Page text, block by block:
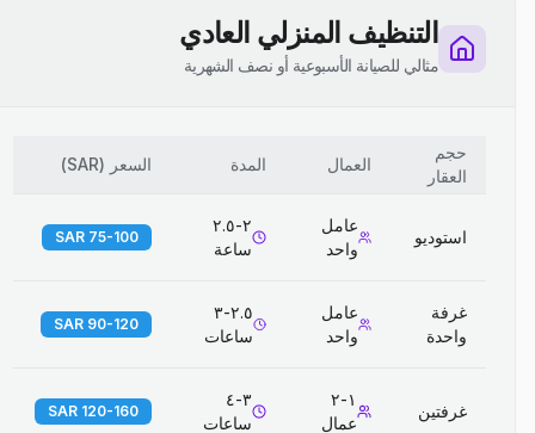
التنظيف المنزلي العادي
مثالي للصيانة الأسبوعية أو نصف الشهرية
حجم
العقار
العمال المدة السعر (
SAR
)
استوديو
عامل
واحد
٢-٢.٥
ساعة
75-100 SAR
غرفة
واحدة
عامل
واحد
٢.٥-٣
ساعات
90-120 SAR
غرفتين
١-٢
عمال
٣-٤
ساعات
120-160 SAR